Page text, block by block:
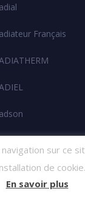
Français
sur ce
de cookie.
En savoir plus